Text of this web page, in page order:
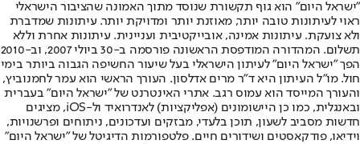
"ישראל היום" הוא גוף תקשורת שנוסד מתוך האמונה שהציבור הישראלי
ראוי לעיתונות טובה יותר, מאוזנת יותר ומדויקת יותר. עיתונות שמדברת
ולא צועקת. עיתונות אמינה, אובייקטיבית ועניינית. עיתונות אחרת וללא
תשלום. המהדורה המודפסת הראשונה פורסמה ב-30 ביולי 2007, וב-2010
הפך "ישראל היום" לעיתון הישראלי בעל שיעור החשיפה הגבוה ביותר בימי
חול. מו"ל העיתון היא ד"ר מרים אדלסון. העורך הראשי הוא עמר לחמנוביץ,
והעורך המייסד הוא עמוס רגב. אתרי האינטרנט של "ישראל היום" בעברית
ובאנגלית, כמו כן היישומונים (אפליקציות) לאנדרואיד ול-iOS, מציגים
חדשות מסביב לשעון, תוכן בלעדי, מבזקים ועדכונים, ניתוחים ופרשנויות,
וידיאו, פודקאסטים ושידורים חיים. פלטפורמות הדיגיטל של "ישראל היום"